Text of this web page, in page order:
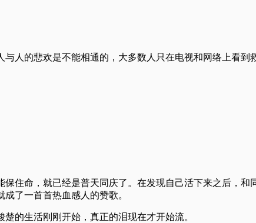
人的悲欢是不能相通的，大多数人只在电视和网络上看到
住命，就已经是普天同庆了。在发现自己活下来之后，和
了一首首热血感人的赞歌。
的生活刚刚开始，真正的泪现在才开始流。